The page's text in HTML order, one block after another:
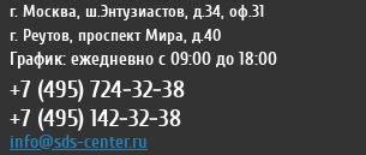
г. Москва, ш.Энтузиастов, д.34, оф.31
г. Реутов, проспект Мира, д.40
График: ежедневно с 09:00 до 18:00
+7 (495) 724-32-38
+7 (495) 142-32-38
info@sds-center.ru